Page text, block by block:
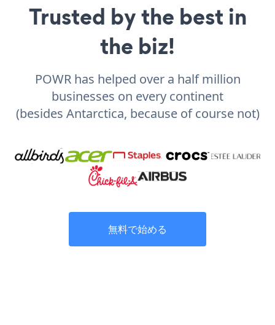
Trusted by the best in
the biz!
POWR has helped over a half million
businesses on every continent
(besides Antarctica, because of course not)
無料で始める